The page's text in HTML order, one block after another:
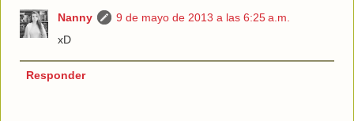
Nanny
9 de mayo de 2013 a las 6:25 a.m.
xD
Responder